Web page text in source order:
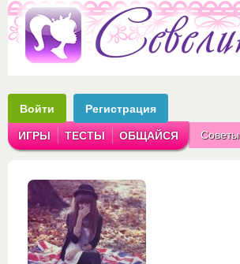
Войти Регистрация
ИГРЫ ТЕСТЫ ОБЩАЙСЯ Советы